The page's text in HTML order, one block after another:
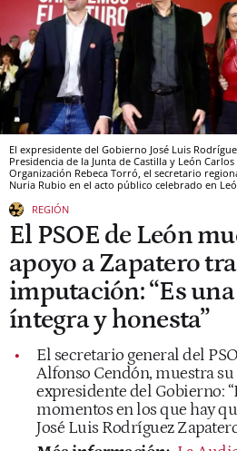
El expresidente del Gobierno José Luis
Presidencia de la Junta de Castilla y León
Organización Rebeca Torró, el secretario
Nuria Rubio en el acto público celebrado en
REGIÓN
El PSOE de León
apoyo a Zapatero
imputación: “Es
íntegra y honesta”
El secretario general del
Alfonso Cendón, muestra
expresidente del Gobierno:
momentos en los que hay
José Luis Rodríguez